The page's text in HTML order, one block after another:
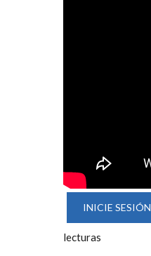
INICIE SESIÓN
lecturas